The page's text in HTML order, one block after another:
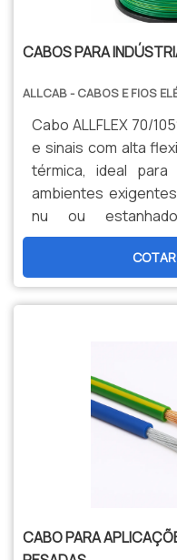
CABOS PARA
ALLCAB - CABOS E FIOS
Cabo ALLFLEX 70/
e sinais com alta
térmica, ideal para
ambientes
nu ou
durabilidade,
manutenção.
produção nacional
especializada para
CABO PARA